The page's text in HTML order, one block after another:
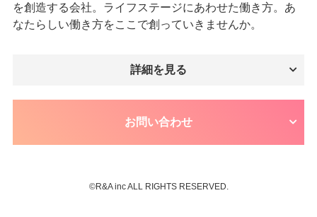
を創造する会社。ライフステージにあわせた働き方。あ
なたらしい働き方をここで創っていきませんか。
詳細を見る
お問い合わせ
©︎R&A inc ALL RIGHTS RESERVED.